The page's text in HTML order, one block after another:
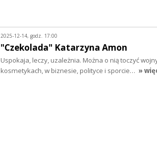
2025-12-14, godz. 17:00
"Czekolada" Katarzyna Amon
Uspokaja, leczy, uzależnia. Można o nią toczyć
kosmetykach, w biznesie, polityce i sporcie… »